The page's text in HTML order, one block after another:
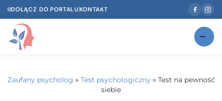
DOŁĄCZ DO PORTALUKONTAKT
Zaufany psycholog » Test psychologiczny» Test na pewność
siebie